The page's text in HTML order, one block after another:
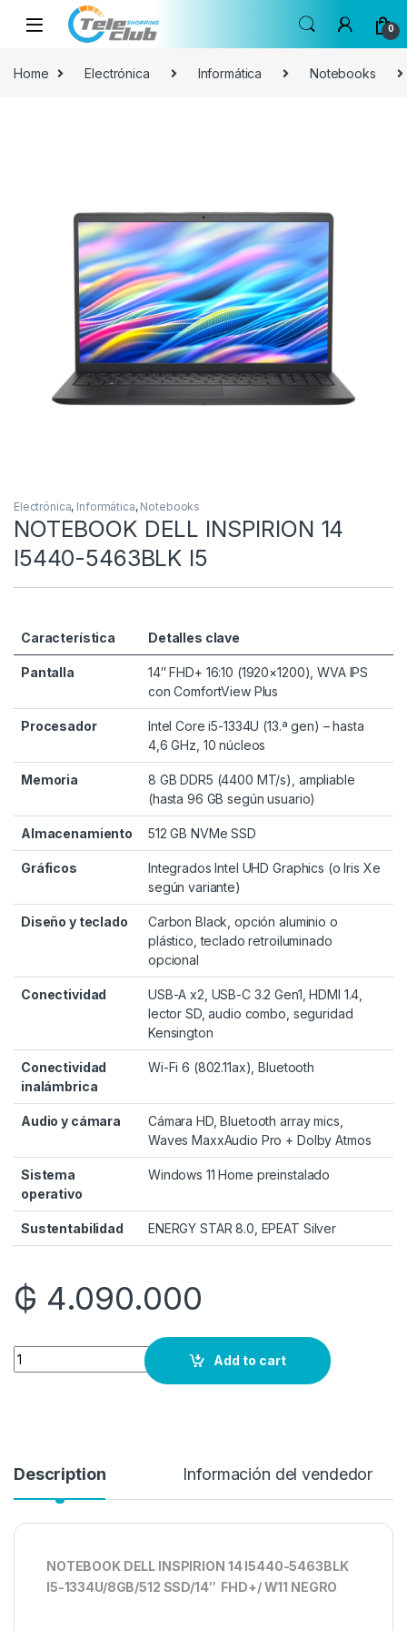
Skip to navigation
Skip to content
0
Home Electrónica Informática Notebooks
Electrónica, Informática, Notebooks
NOTEBOOK DELL INSPIRION 14
I5440-5463BLK I5
Característica Detalles clave
Pantalla
14″ FHD+ 16:10 (1920×1200), WVA IPS
con ComfortView Plus
Procesador
Intel Core i5-1334U (13.ª gen) – hasta
4,6 GHz, 10 núcleos
Memoria
8 GB DDR5 (4400 MT/s), ampliable
(hasta 96 GB según usuario)
Almacenamiento 512 GB NVMe SSD
Gráficos
Integrados Intel UHD Graphics (o Iris Xe
según variante)
Diseño y teclado
Carbon Black, opción aluminio o
plástico, teclado retroiluminado
opcional
Conectividad
USB-A x2, USB-C 3.2 Gen1, HDMI 1.4,
lector SD, audio combo, seguridad
Kensington
Conectividad
inalámbrica
Wi-Fi 6 (802.11ax), Bluetooth
Audio y cámara
Cámara HD, Bluetooth array mics,
Waves MaxxAudio Pro + Dolby Atmos
Sistema
operativo
Windows 11 Home preinstalado
Sustentabilidad ENERGY STAR 8.0, EPEAT Silver
₲ 4.090.000
Quantity
Add to cart
Description Información del vendedor
NOTEBOOK DELL INSPIRION 14 I5440-5463BLK
I5-1334U/8GB/512 SSD/14″ FHD+/ W11 NEGRO